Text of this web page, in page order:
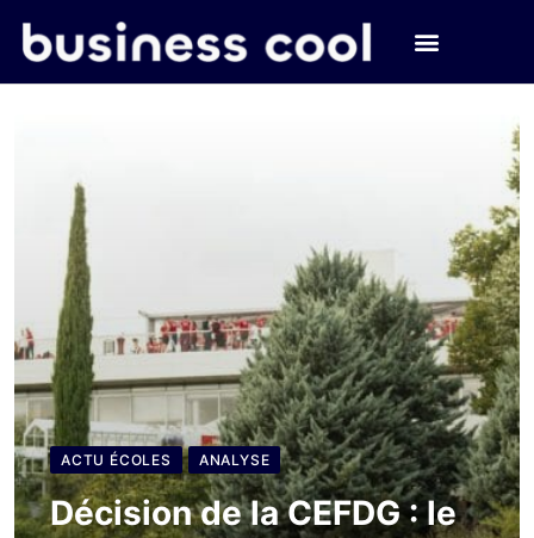
ACTU ÉCOLES ANALYSE
Décision de la CEFDG : le